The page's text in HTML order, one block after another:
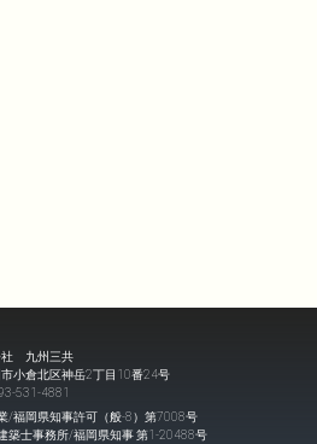
社 九州三共
小倉北区神岳2丁目10番24号
531-4881
/福岡県知事許可（般-8）第7008号
築士事務所/福岡県知事 第1-20488号